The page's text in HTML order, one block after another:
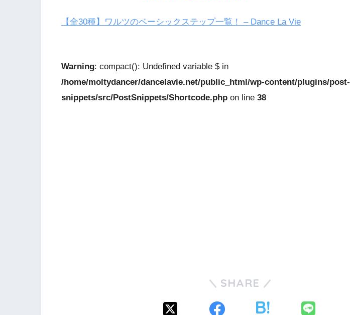
【全30種】ワルツのベーシックステップ一覧！ – Dance La Vie
Warning: compact(): Undefined variable $ in
/home/moltydancer/dancelavie.net/public_html/wp-content/plugins/post-
snippets/src/PostSnippets/Shortcode.php on line 38
SHARE